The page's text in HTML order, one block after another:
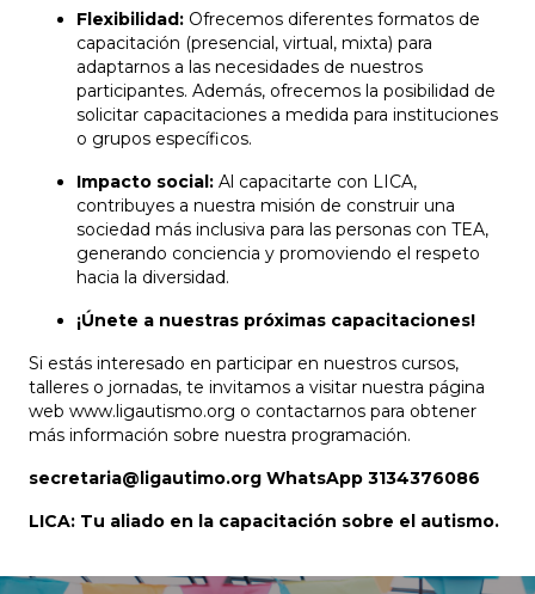
Flexibilidad: Ofrecemos diferentes formatos de
capacitación (presencial, virtual, mixta) para
adaptarnos a las necesidades de nuestros
participantes. Además, ofrecemos la posibilidad de
solicitar capacitaciones a medida para instituciones
o grupos específicos.
Impacto social: Al capacitarte con LICA,
contribuyes a nuestra misión de construir una
sociedad más inclusiva para las personas con TEA,
generando conciencia y promoviendo el respeto
hacia la diversidad.
¡Únete a nuestras próximas capacitaciones!
Si estás interesado en participar en nuestros cursos,
talleres o jornadas, te invitamos a visitar nuestra página
web www.ligautismo.org o contactarnos para obtener
más información sobre nuestra programación.
secretaria@ligautimo.org WhatsApp 3134376086
LICA: Tu aliado en la capacitación sobre el autismo.